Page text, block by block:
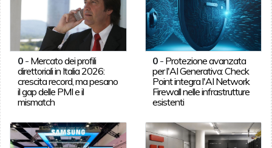
0- Mercato dei profili
direttoriali in Italia 2026:
crescita record, ma pesano
il gap delle PMI e il
mismatch
0 - Protezione avanzata
per l'AI Generativa: Check
Point integra l'AI Network
Firewall nelle infrastrutture
esistenti